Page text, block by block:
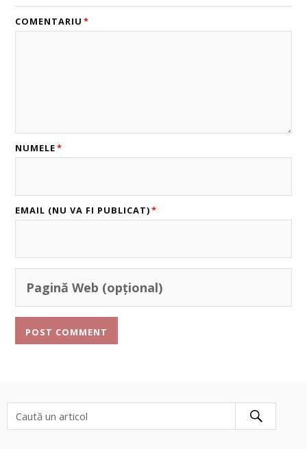
COMENTARIU *
NUMELE*
EMAIL (NU VA FI PUBLICAT)*